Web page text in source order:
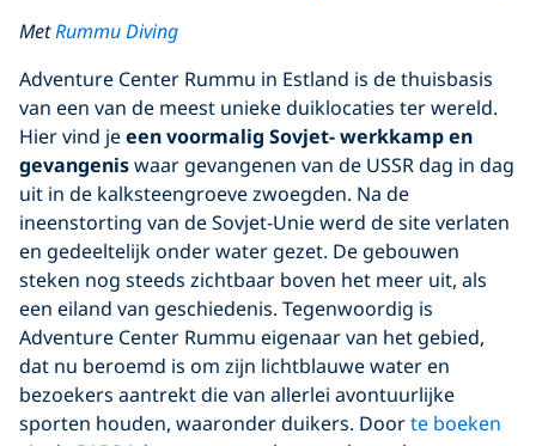
MetRummu Diving
Adventure Center Rummu in Estland is de thuisbasis
van een van de meest unieke duiklocaties ter wereld.
Hier vind jeeen voormalig Sovjet- werkkamp en
gevangeniswaar gevangenen van de USSR dag in dag
uit in de kalksteengroeve zwoegden. Na de
ineenstorting van de Sovjet-Unie werd de site verlaten
en gedeeltelijk onder water gezet. De gebouwen
steken nog steeds zichtbaar boven het meer uit, als
een eiland van geschiedenis. Tegenwoordig is
Adventure Center Rummu eigenaar van het gebied,
dat nu beroemd is om zijn lichtblauwe water en
bezoekers aantrekt die van allerlei avontuurlijke
sporten houden, waaronder duikers. Doorte boeken